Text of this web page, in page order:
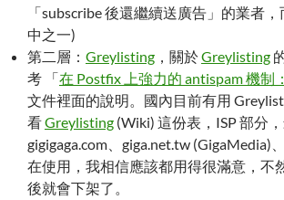
「subscribe 後還繼續送廣告」的業者，
中之一)
第二層： Greylisting ，關於Greylisting
考 「在 Postfix 上強力的 antispam 機制
文件裡面的說明。國內目前有用
看Greylisting (Wiki) 這份表，ISP 部分
gigigaga.com、giga.net.tw (GigaMedia)
在使用，我相信應該都用得很滿意，不
後就會下架了。